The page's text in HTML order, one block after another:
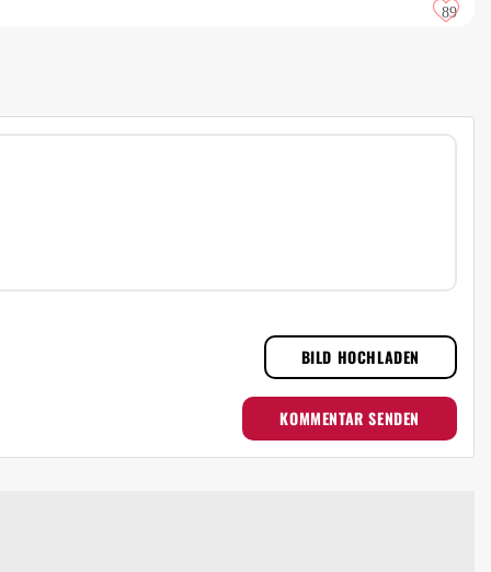
89
BILD HOCHLADEN
KOMMENTAR SENDEN